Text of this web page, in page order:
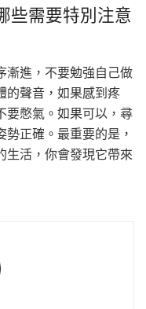
些需要特別注意
漸進，不要勉強自己做
的聲音，如果感到疼
要憋氣。如果可以，尋
正確。最重要的是，
生活，你會發現它帶來